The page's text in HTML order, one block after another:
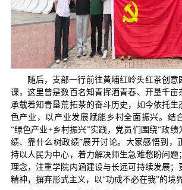
随后，支部一行前往黄埔红岭头红茶创意
课，这里曾是数百名知青挥洒青春、开垦千亩
承载着知青垦荒拓茶的奋斗历史，如今依托生
色产业，以产业发展赋能乡村全面振兴。结
“绿色产业+乡村振兴”实践，党员们围绕“政绩
绩、靠什么树政绩”展开讨论。大家感悟到，
持以人民为中心，着力解决师生急难愁盼问题
理念，注重学院内涵建设与长远可持续发展；
精神，摒弃形式主义，以“功成不必在我”的境